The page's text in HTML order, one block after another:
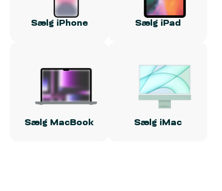
Ring til os:
Sælg iPhone Sælg iPad
Sælg MacBook Sælg iMac